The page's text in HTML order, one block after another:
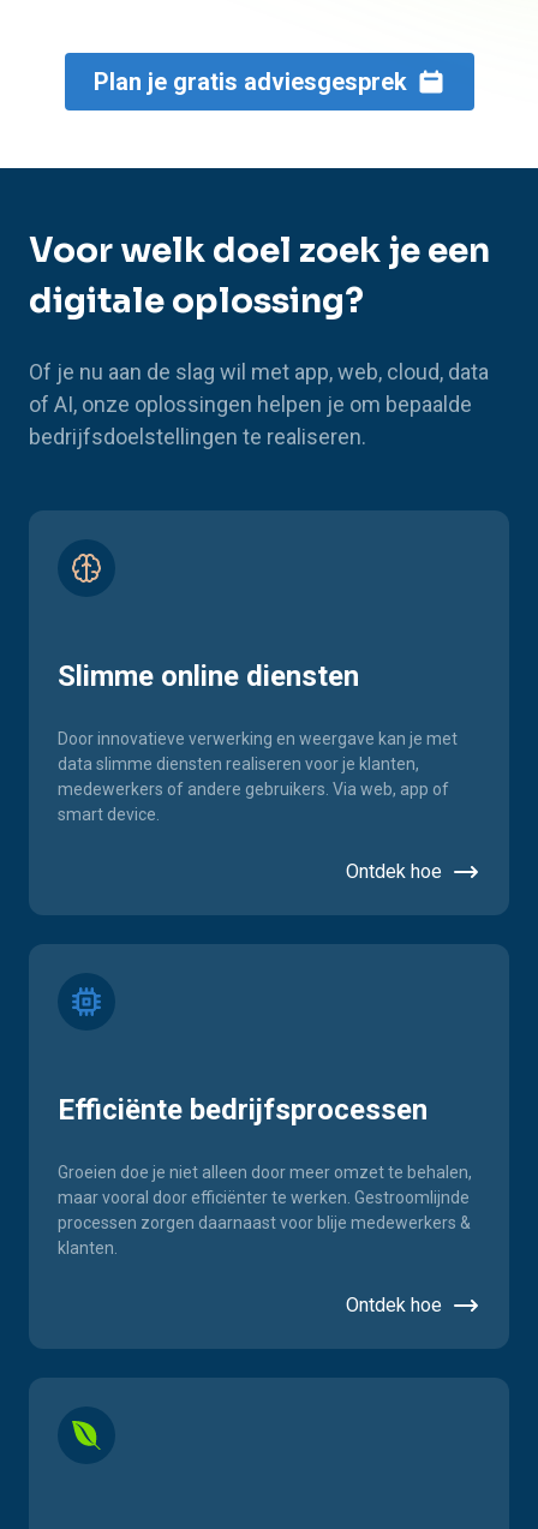
Plan je gratis adviesgesprek
Voor welk doel zoek je een
digitale oplossing?
Of je nu aan de slag wil met app, web, cloud, data
of AI, onze oplossingen helpen je om bepaalde
bedrijfsdoelstellingen te realiseren.
Slimme online diensten
Door innovatieve verwerking en weergave kan je met
data slimme diensten realiseren voor je klanten,
medewerkers of andere gebruikers. Via web, app of
smart device.
Ontdek hoe
Efficiënte bedrijfsprocessen
Groeien doe je niet alleen door meer omzet te behalen,
maar vooral door efficiënter te werken. Gestroomlijnde
processen zorgen daarnaast voor blije medewerkers &
klanten.
Ontdek hoe